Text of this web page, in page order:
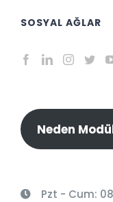
SOSYAL AĞLAR
Neden
Pzt - Cum: